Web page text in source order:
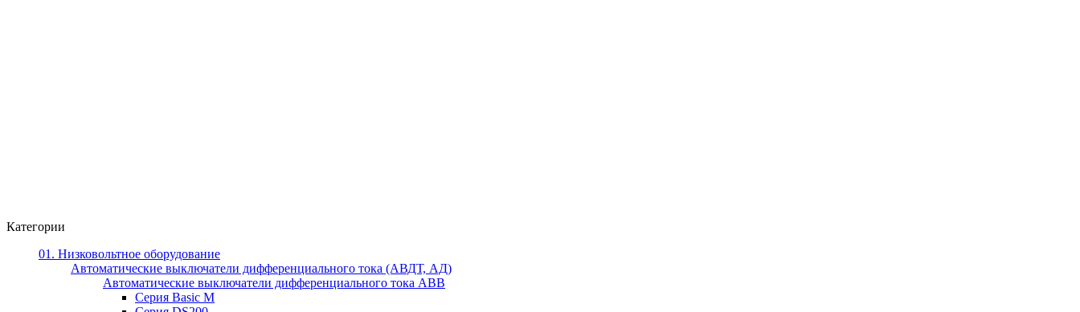
Категории
01. Низковольтное оборудование
Автоматические выключатели дифференциального тока (АВДТ, АД)
Автоматические выключатели дифференциального тока ABB
Серия Basic M